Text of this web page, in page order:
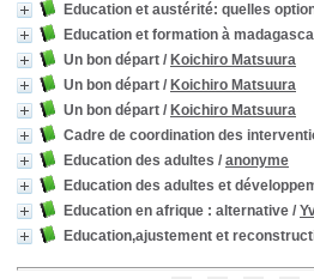
Education et austérité: quelles
Education et formation à
Un bon départ / Koichiro Matsuura
Un bon départ / Koichiro Matsuura
Un bon départ / Koichiro Matsuura
Cadre de coordination des
Education des adultes / anonyme
Education des adultes et
Education en afrique : alternative /
Education,ajustement et